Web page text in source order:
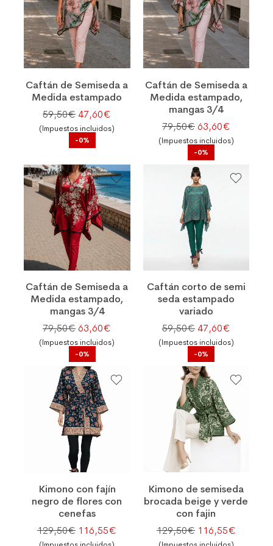
Caftán de Semiseda a
Medida estampado
59,50€ El precio original era: 59,50€.
47,60€ El precio actual es: 47,60€.
(Impuestos incluidos)
-0%
Caftán de Semiseda a
Medida estampado,
mangas 3/4
79,50€ El precio
63,60€El precio
(Impuestos incluidos)
-0%
Caftán de Semiseda a
Medida estampado,
mangas 3/4
79,50€ El precio original era: 79,50€.
63,60€ El precio actual es: 63,60€.
(Impuestos incluidos)
-0%
Caftán corto de semi
seda estampado
variado
59,50€ El precio
47,60€El precio
(Impuestos incluidos)
-0%
Kimono con fajín
negro de flores con
cenefas
129,50€ El precio original era: 129,50€.
116,55€ El precio actual es: 116,55€.
Kimono de semiseda
brocada beige y verde
con fajin
129,50€ El precio
116,55€El